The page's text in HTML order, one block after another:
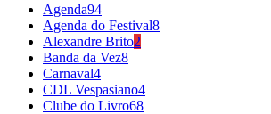
Agenda94
Agenda do Festival8
Alexandre Brito2
Banda da Vez8
Carnaval4
CDL Vespasiano4
Clube do Livro68